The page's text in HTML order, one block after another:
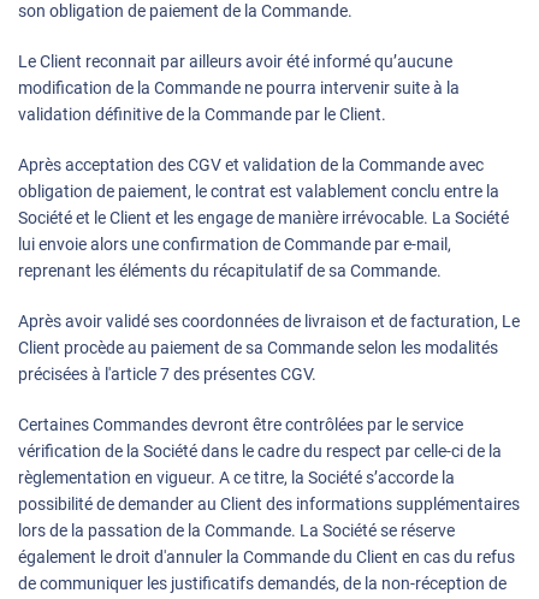
son obligation de paiement de la Commande.
Le Client reconnait par ailleurs avoir été informé qu’aucune
modification de la Commande ne pourra intervenir suite à la
validation définitive de la Commande par le Client.
Après acceptation des CGV et validation de la Commande avec
obligation de paiement, le contrat est valablement conclu entre la
Société et le Client et les engage de manière irrévocable. La Société
lui envoie alors une confirmation de Commande par e-mail,
reprenant les éléments du récapitulatif de sa Commande.
Après avoir validé ses coordonnées de livraison et de facturation, Le
Client procède au paiement de sa Commande selon les modalités
précisées à l'article 7 des présentes CGV.
Certaines Commandes devront être contrôlées par le service
vérification de la Société dans le cadre du respect par celle-ci de la
règlementation en vigueur. A ce titre, la Société s’accorde la
possibilité de demander au Client des informations supplémentaires
lors de la passation de la Commande. La Société se réserve
également le droit d'annuler la Commande du Client en cas du refus
de communiquer les justificatifs demandés, de la non-réception de